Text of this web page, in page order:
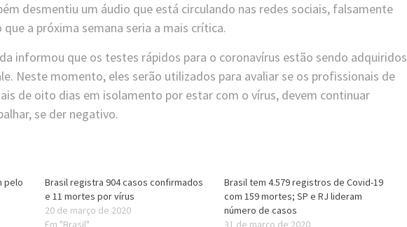
desmentiu um áudio que está circulando nas redes sociais, falsamente
a próxima semana seria a mais crítica.
informou que os testes rápidos para o coronavírus estão sendo adquiridos
Neste momento, eles serão utilizados para avaliar se os profissionais de
de oito dias em isolamento por estar com o vírus, devem continuar
se der negativo.
pelo
Brasil registra 904 casos confirmados
e 11 mortes por vírus
20 de março de 2020
Em "Brasil"
Brasil tem 4.579 registros de Covid-19
com 159 mortes; SP e RJ lideram
número de casos
31 de março de 2020